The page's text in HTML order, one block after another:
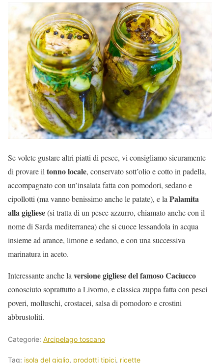
Se volete gustare altri piatti di pesce, vi consigliamo sicuramente
di provare il tonno locale, conservato sott’olio e cotto in padella,
accompagnato con un’insalata fatta con pomodori, sedano e
cipollotti (ma vanno benissimo anche le patate), e la Palamita
alla gigliese(si tratta di un pesce azzurro, chiamato anche con il
nome di Sarda mediterranea) che si cuoce lessandola in acqua
insieme ad arance, limone e sedano, e con una successiva
marinatura in aceto.
Interessante anche la versione gigliese del famoso Caciucco
conosciuto soprattutto a Livorno, e classica zuppa fatta con pesci
poveri, molluschi, crostacei, salsa di pomodoro e crostini
abbrustoliti.
Categorie: Arcipelago toscano
Tag: isola del giglio, prodotti tipici, ricette